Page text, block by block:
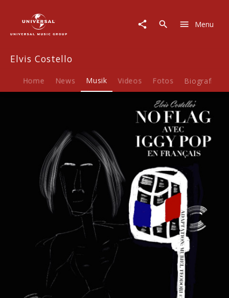
Musik
No
Iggy
Menu
Elvis Costello
Home News Musik Videos Fotos Biografie